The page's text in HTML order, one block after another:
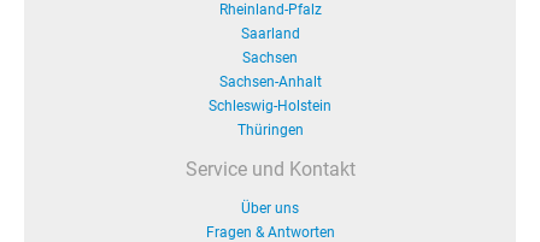
Rheinland-Pfalz
Saarland
Sachsen
Sachsen-Anhalt
Schleswig-Holstein
Thüringen
Service und Kontakt
Über uns
Fragen & Antworten